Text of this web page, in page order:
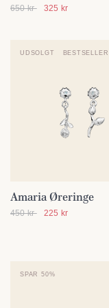
650 kr 325 kr
UDSOLGT BESTSELLER
SE DETALJER
Amaria Øreringe
450 kr 225 kr
SPAR 50%